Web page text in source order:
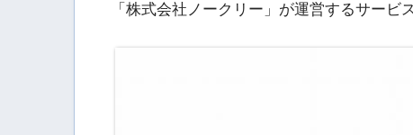
「株式会社ノークリー」が運営するサービ